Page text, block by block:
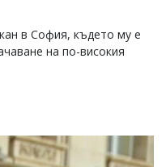
в София, където му е
на по-високия